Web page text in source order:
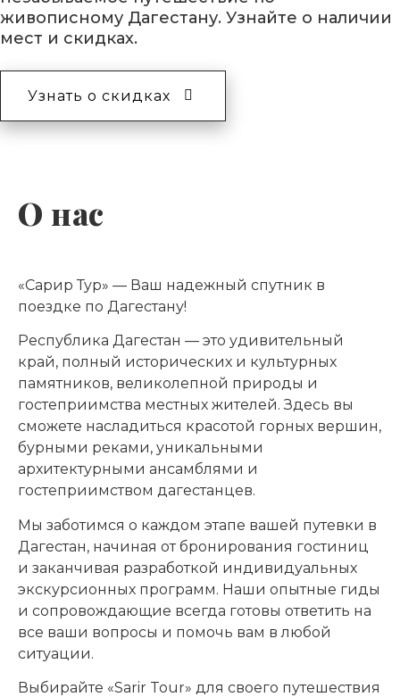
живописному Дагестану. Узнайте о наличии
мест и скидках.
Узнать о скидках
О нас
«Сарир Тур» — Ваш надежный спутник в
поездке по Дагестану!
Республика Дагестан — это удивительный
край, полный исторических и культурных
памятников, великолепной природы и
гостеприимства местных жителей. Здесь вы
сможете насладиться красотой горных вершин,
бурными реками, уникальными
архитектурными ансамблями и
гостеприимством дагестанцев.
Мы заботимся о каждом этапе вашей путевки в
Дагестан, начиная от бронирования гостиниц
и заканчивая разработкой индивидуальных
экскурсионных программ. Наши опытные гиды
и сопровождающие всегда готовы ответить на
все ваши вопросы и помочь вам в любой
ситуации.
Выбирайте «Sarir Tour» для своего путешествия